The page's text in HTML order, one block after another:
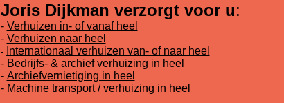
Joris Dijkman verzorgt voor u:
- Verhuizen in- of vanaf heel
- Verhuizen naar heel
- Internationaal verhuizen van- of naar heel
- Bedrijfs- & archief verhuizing in heel
- Archiefvernietiging in heel
- Machine transport / verhuizing in heel